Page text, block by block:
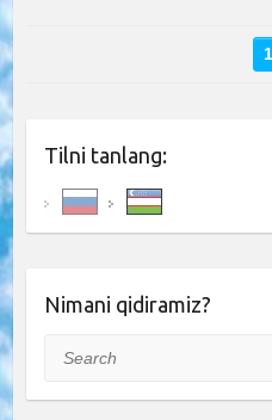
1
Tilni tanlang:
Nimani qidiramiz?
Search